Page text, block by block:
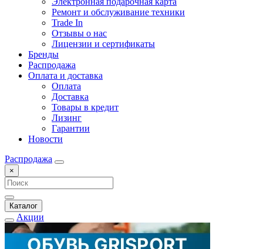
Ремонт и обслуживание техники
Trade In
Отзывы о нас
Лицензии и сертификаты
Бренды
Распродажа
Оплата и доставка
Оплата
Доставка
Товары в кредит
Лизинг
Гарантии
Новости
Распродажа
×
Каталог
Акции